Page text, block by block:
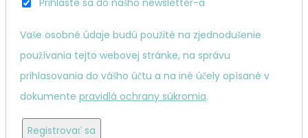
Vaše osobné údaje budú použité na zjednodušenie
používania tejto webovej stránke, na správu
prihlasovania do vášho účtu a na iné účely opísané v
dokumente pravidlá ochrany súkromia.
Registrovať sa